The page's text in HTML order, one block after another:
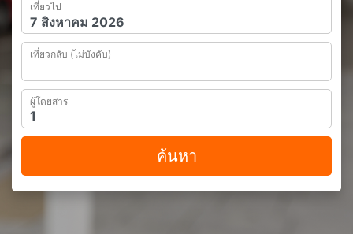
เที่ยวไป
เที่ยวกลับ (ไม่บังคับ)
ผู้โดยสาร
ค้นหา